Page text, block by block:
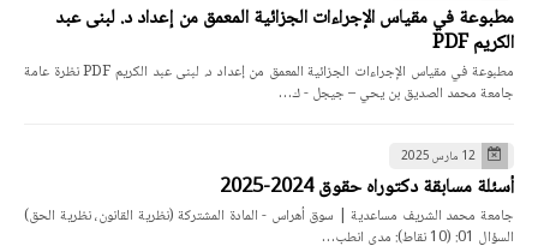
مطبوعة في مقياس الإجراءات الجزائية المعمق من إعداد د. لبنى عبد
الكريم PDF
مطبوعة في مقياس الإجراءات الجزائية المعمق من إعداد د. لبنى عبد الكريم PDF نظرة عامة
جامعة محمد الصديق بن يحي – جيجل - ك…
12 مارس 2025
أسئلة مسابقة دكتوراه حقوق 2024-2025
جامعة محمد الشريف مساعدية | سوق أهراس - المادة المشتركة (نظرية القانون، نظرية الحق)
السؤال 01: (10 نقاط): مدى انطب…